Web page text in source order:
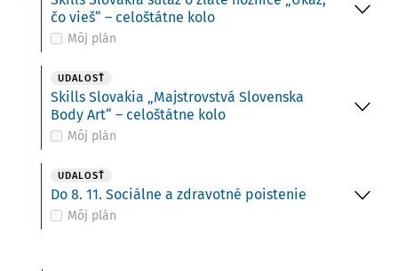
čo vieš“ – celoštátne kolo
Môj plán
UDALOSŤ
Skills Slovakia „Majstrovstvá Slovenska
Body Art“ – celoštátne kolo
Môj plán
UDALOSŤ
Do 8. 11. Sociálne a zdravotné poistenie
Môj plán